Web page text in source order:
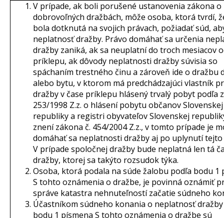
V prípade, ak boli porušené ustanovenia zákona o
dobrovoľných dražbách, môže osoba, ktorá tvrdí,
bola dotknutá na svojich právach, požiadať súd,
neplatnosť dražby. Právo domáhať sa určenia
dražby zaniká, ak sa neuplatní do troch mesiacov
príklepu, ak dôvody neplatnosti dražby súvisia so
spáchaním trestného činu a zároveň ide o dražbu
alebo bytu, v ktorom má predchádzajúci vlastník
dražby v čase príklepu hlásený trvalý pobyt podľa
253/1998 Z.z. o hlásení pobytu občanov Slovenskej
republiky a registri obyvateľov Slovenskej
znení zákona č. 454/2004 Z.z., v tomto prípade je
domáhať sa neplatnosti dražby aj po uplynutí
V prípade spoločnej dražby bude neplatná len tá
dražby, ktorej sa takýto rozsudok týka.
Osoba, ktorá podala na súde žalobu podľa bodu 1
S tohto oznámenia o dražbe, je povinná oznámiť
správe katastra nehnuteľností začatie súdneho
Účastníkom súdneho konania o neplatnosť
bodu 1 písmena S tohto oznámenia o dražbe sú